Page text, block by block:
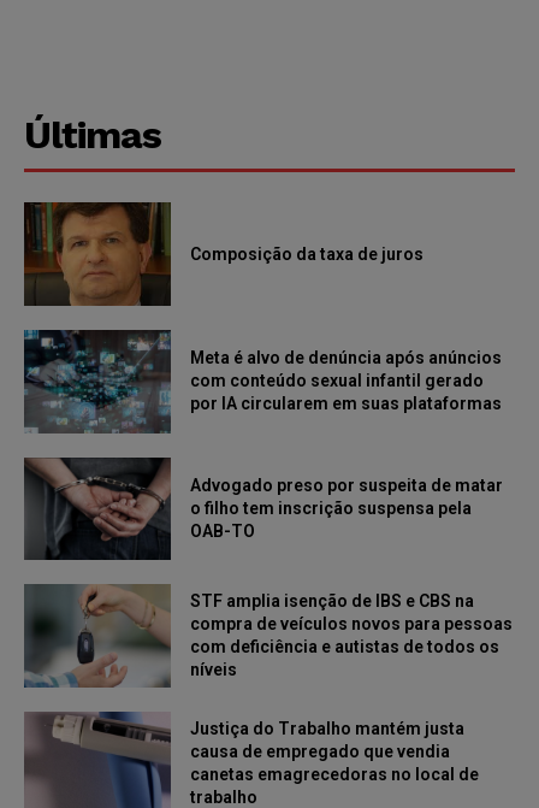
Últimas
Composição da taxa de juros
Meta é alvo de denúncia após anúncios
com conteúdo sexual infantil gerado
por IA circularem em suas plataformas
Advogado preso por suspeita de matar
o filho tem inscrição suspensa pela
OAB-TO
STF amplia isenção de IBS e CBS na
compra de veículos novos para pessoas
com deficiência e autistas de todos os
níveis
Justiça do Trabalho mantém justa
causa de empregado que vendia
canetas emagrecedoras no local de
trabalho